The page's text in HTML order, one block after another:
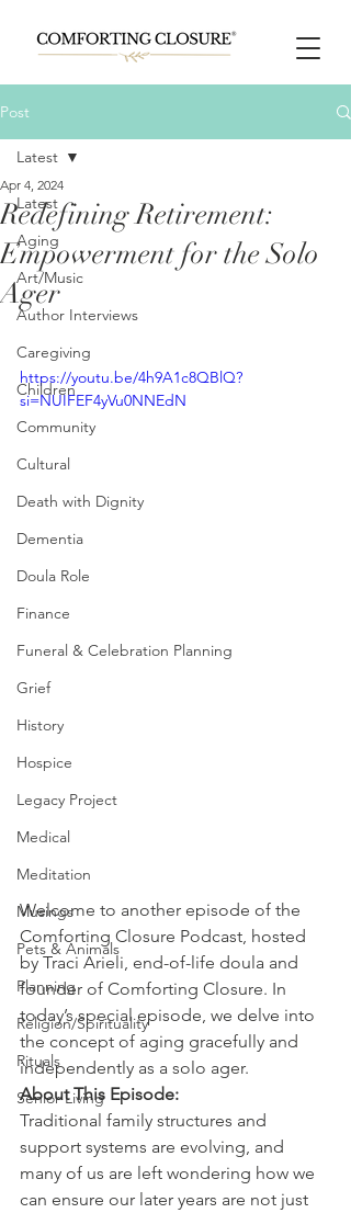
Post
Latest
Aging
Art/Music
Author Interviews
Caregiving
Children
Community
Cultural
Death with Dignity
Dementia
Doula Role
Finance
Funeral & Celebration Planning
Grief
History
Hospice
Legacy Project
Medical
Meditation
Musings
Pets & Animals
Planning
Religion/Spirituality
Rituals
Senior Living
Latest
Redefining Retirement:
Empowerment for the Solo
Ager
Apr 4, 2024
https://youtu.be/4h9A1c8QBlQ?
si=NUIFEF4yVu0NNEdN
Welcome to another episode of the
Comforting Closure Podcast, hosted
by Traci Arieli, end-of-life doula and
founder of Comforting Closure. In
today’s special episode, we delve into
the concept of aging gracefully and
independently as a solo ager.
About This Episode:
Traditional family structures and
support systems are evolving, and
many of us are left wondering how we
can ensure our later years are not just